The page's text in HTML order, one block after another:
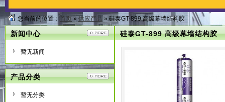
您当前的位置： 首页» 供应产品 » 硅泰GT-899 高级幕墙结构胶
新闻中心
暂无新闻
产品分类
暂无分类
硅泰GT-899 高级幕墙结构胶